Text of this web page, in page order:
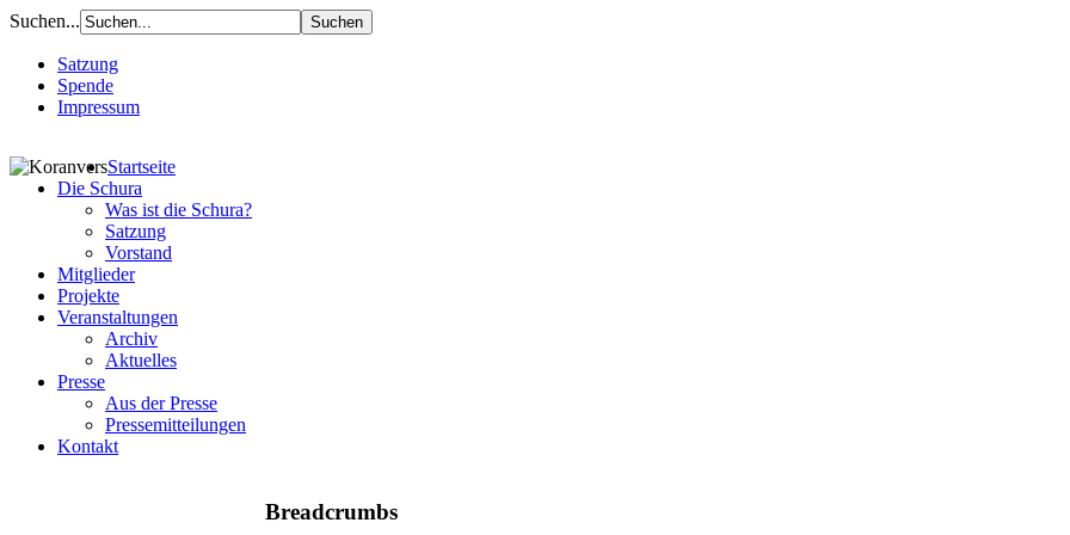
Suchen...
Satzung
Spende
Impressum
Startseite
Die Schura
Was ist die Schura?
Satzung
Vorstand
Mitglieder
Projekte
Veranstaltungen
Archiv
Aktuelles
Presse
Aus der Presse
Pressemitteilungen
Kontakt
Breadcrumbs